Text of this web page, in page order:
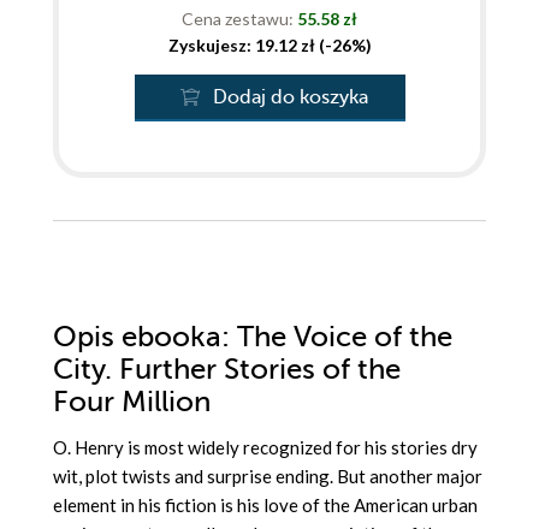
Cena zestawu: 55.58 zł
Zyskujesz: 19.12 zł (-26%)
Dodaj do koszyka
Opis ebooka: The Voice of the
City. Further Stories of the
Four Million
O. Henry is most widely recognized for his stories dry
wit, plot twists and surprise ending. But another major
element in his fiction is his love of the American urban